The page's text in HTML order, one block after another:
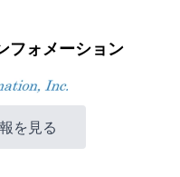
フォメーション
を見る